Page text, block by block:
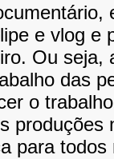
e vlog e
Ou seja,
das
o
produções
para todos